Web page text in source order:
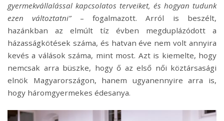
gyermekvállalással kapcsolatos terveiket, és hogyan tudunk
ezen változtatni”– fogalmazott. Arról is beszélt,
hazánkban az elmúlt tíz évben megduplázódott a
házasságkötések száma, és hatvan éve nem volt annyira
kevés a válások száma, mint most. Azt is kiemelte, hogy
nemcsak arra büszke, hogy ő az első női köztársasági
elnök Magyarországon, hanem ugyanennyire arra is,
hogy háromgyermekes édesanya.